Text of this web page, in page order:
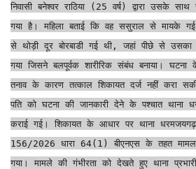
निवासी बनेश्वर राठिया (25 वर्ष) द्वारा उसके
गया है। महिला बताई कि वह ससुराल से मायके
से थोड़ी दूर बोरबाडी गई थी, जहां पीछे से उसका
गया जिसने बलपूर्वक शारीरिक संबंध बनाया।
तनाव के कारण तत्काल शिकायत दर्ज नहीं करा
पति को घटना की जानकारी देने के पश्चात थाना
कराई गई। शिकायत के आधार पर थाना
156/2026 धारा 64(1) बीएनएस के तहत मामला
गया। मामले की गंभीरता को देखते हुए थाना